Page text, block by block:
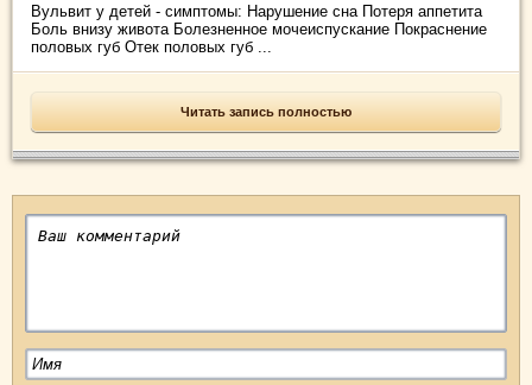
Вульвит у детей - симптомы: Нарушение сна Потеря аппетита
Боль внизу живота Болезненное мочеиспускание Покраснение
половых губ Отек половых губ ...
Читать запись полностью